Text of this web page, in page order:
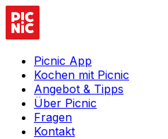
Picnic App
Kochen mit Picnic
Angebot & Tipps
Über Picnic
Fragen
Kontakt